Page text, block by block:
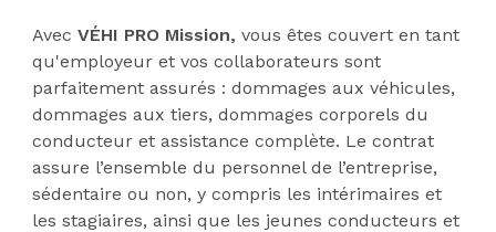
Avec VÉHI PRO Mission, vous êtes couvert en tant
qu'employeur et vos collaborateurs sont
parfaitement assurés : dommages aux véhicules,
dommages aux tiers, dommages corporels du
conducteur et assistance complète. Le contrat
assure l’ensemble du personnel de l’entreprise,
sédentaire ou non, y compris les intérimaires et
les stagiaires, ainsi que les jeunes conducteurs et